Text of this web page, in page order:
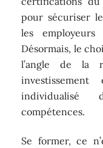
pour sécuriser
les
Désormais, le
l’angle de la
investissement
individualisé
compétences.
Se former, ce